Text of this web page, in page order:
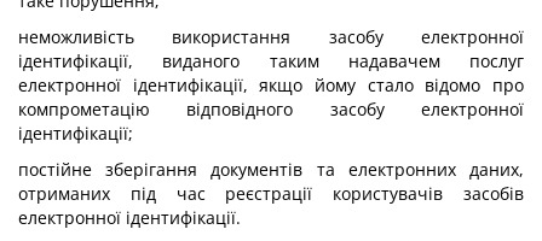
неможливість використання засобу електронної
ідентифікації, виданого таким надавачем послуг
електронної ідентифікації, якщо йому стало відомо про
компрометацію відповідного засобу електронної
ідентифікації;
постійне зберігання документів та електронних даних,
отриманих під час реєстрації користувачів засобів
електронної ідентифікації.